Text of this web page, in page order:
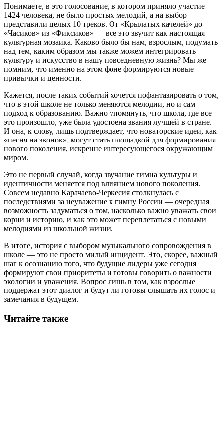
Понимаете, в это голосование, в котором приняло участие
1424 человека, не было простых мелодий, а на выбор
представили целых 10 треков. От «Крылатых качелей» до
«Часиков» из «Фиксиков» — все это звучит как настоящая
культурная мозаика. Каково было бы нам, взрослым, подумать
над тем, каким образом мы также можем интегрировать
культуру и искусство в нашу повседневную жизнь? Мы же
помним, что именно на этом фоне формируются новые
привычки и ценности.
Кажется, после таких событий хочется пофантазировать о том,
что в этой школе не только меняются мелодии, но и сам
подход к образованию. Важно упомянуть, что школа, где все
это произошло, уже была удостоена звания лучшей в стране.
И она, к слову, лишь подтверждает, что новаторские идеи, как
«песня на звонок», могут стать площадкой для формирования
нового поколения, искренне интересующегося окружающим
миром.
Это не первый случай, когда звучание гимна культуры и
идентичности меняется под влиянием нового поколения.
Совсем недавно Карачаево-Черкесия столкнулась с
последствиями за неуважение к гимну России — очередная
возможность задуматься о том, насколько важно уважать свои
корни и историю, и как это может переплетаться с новыми
мелодиями из школьной жизни.
В итоге, история с выбором музыкального сопровождения в
школе — это не просто милый инцидент. Это, скорее, важный
шаг к осознанию того, что будущие лидеры уже сегодня
формируют свои приоритеты и готовы говорить о важности
экологии и уважения. Вопрос лишь в том, как взрослые
поддержат этот диалог и будут ли готовы слышать их голос и
замечания в будущем.
Читайте также